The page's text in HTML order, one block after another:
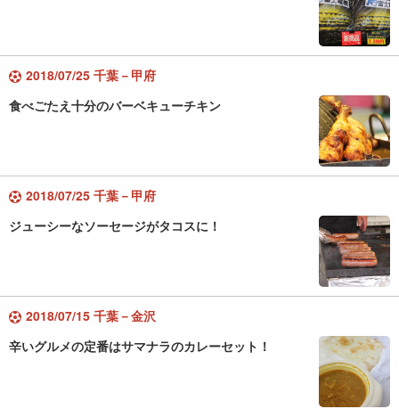
2018/07/25 千葉－甲府
食べごたえ十分のバーベキューチキン
2018/07/25 千葉－甲府
ジューシーなソーセージがタコスに！
2018/07/15 千葉－金沢
辛いグルメの定番はサマナラのカレーセット！